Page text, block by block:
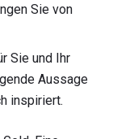
Sie von
Sie und Ihr
Aussage
inspiriert.